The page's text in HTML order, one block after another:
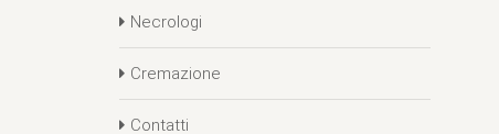
Necrologi
Cremazione
Contatti